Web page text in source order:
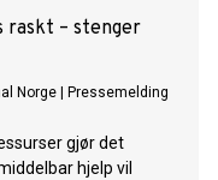
raskt – stenger
Norge Pressemelding
gjør det
hjelp vil